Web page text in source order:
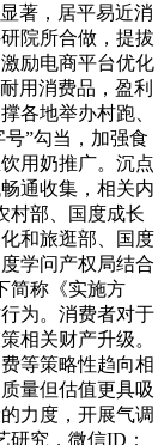
著，居平易近消
院所合做，提拔
励电商平台优化
用消费品，盈利
各地举办村跑、
”勾当，加强食
用奶推广。沉点
通收集，相关内
村部、国度成长
和旅逛部、国度
学问产权局结合
简称《实施方
为。消费者对于
相关财产升级。
等策略性趋向相
量但估值更具吸
力度，开展气调
究，微信ID：